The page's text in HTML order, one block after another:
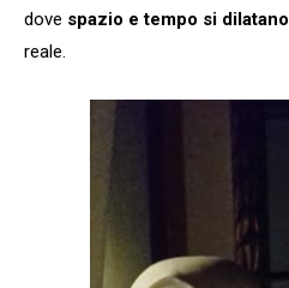
dove spazio e tempo si dilatano
reale.